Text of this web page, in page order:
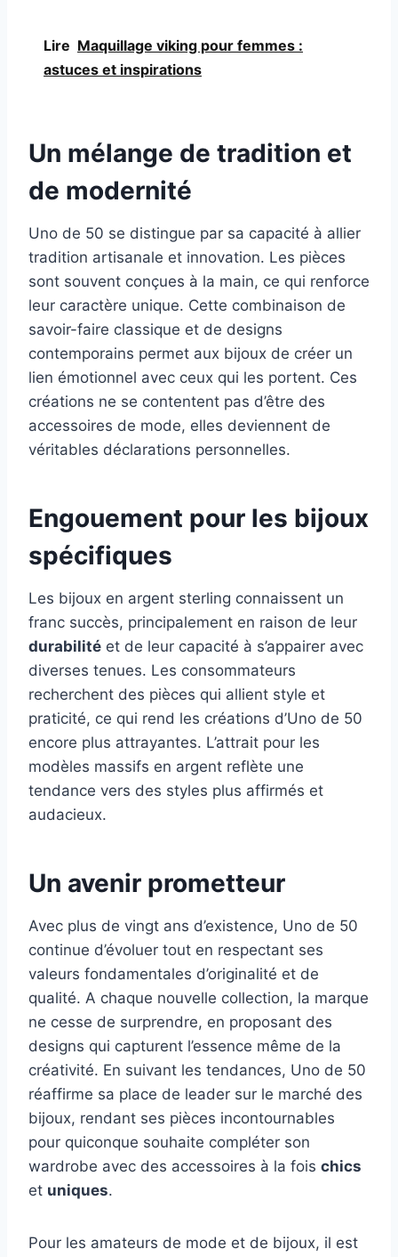
Lire Maquillage viking pour femmes :
astuces et inspirations
Un mélange de tradition et
de modernité
Uno de 50 se distingue par sa capacité à allier
tradition artisanale et innovation. Les pièces
sont souvent conçues à la main, ce qui renforce
leur caractère unique. Cette combinaison de
savoir-faire classique et de designs
contemporains permet aux bijoux de créer un
lien émotionnel avec ceux qui les portent. Ces
créations ne se contentent pas d’être des
accessoires de mode, elles deviennent de
véritables déclarations personnelles.
Engouement pour les bijoux
spécifiques
Les bijoux en argent sterling connaissent un
franc succès, principalement en raison de leur
durabilité et de leur capacité à s’appairer avec
diverses tenues. Les consommateurs
recherchent des pièces qui allient style et
praticité, ce qui rend les créations d’Uno de 50
encore plus attrayantes. L’attrait pour les
modèles massifs en argent reflète une
tendance vers des styles plus affirmés et
audacieux.
Un avenir prometteur
Avec plus de vingt ans d’existence, Uno de 50
continue d’évoluer tout en respectant ses
valeurs fondamentales d’originalité et de
qualité. A chaque nouvelle collection, la marque
ne cesse de surprendre, en proposant des
designs qui capturent l’essence même de la
créativité. En suivant les tendances, Uno de 50
réaffirme sa place de leader sur le marché des
bijoux, rendant ses pièces incontournables
pour quiconque souhaite compléter son
wardrobe avec des accessoires à la fois chics
et uniques.
Pour les amateurs de mode et de bijoux, il est